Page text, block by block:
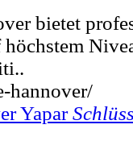
bietet
hannover/
Yapar